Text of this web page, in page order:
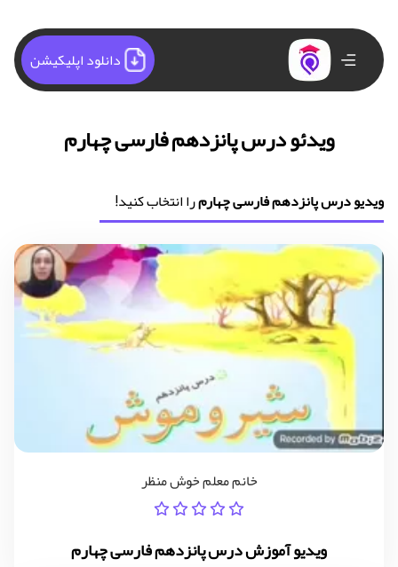
دانلود اپلیکیشن
ویدئو درس پانزدهم فارسی چهارم
ویدیو درس پانزدهم فارسی چهارمرا انتخاب کنید!
خانم معلم خوش منظر
ویدیو آموزش درس پانزدهم فارسی چهارم